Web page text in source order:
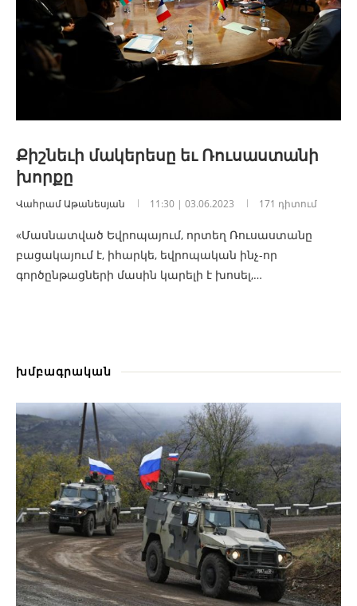
Քիշնեւի մակերեսը եւ Ռուսաստանի
խորքը
Վահրամ Աթանեսյան 11:30 | 03.06.2023 171 դիտում
«Մասնատված Եվրոպայում, որտեղ Ռուսաստանը
բացակայում է, իհարկե, եվրոպական ինչ-որ
գործընթացների մասին կարելի է խոսել,…
խմբագրական